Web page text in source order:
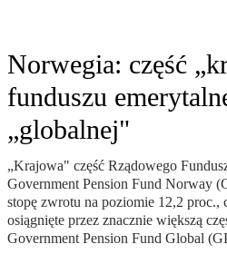
Norwegia: część
funduszu
„globalnej"
„Krajowa" część Rządowego
Government Pension Fund Norway
stopę zwrotu na poziomie 12,2 proc.,
osiągnięte przez znacznie większą
Government Pension Fund Global